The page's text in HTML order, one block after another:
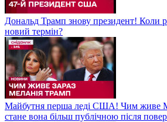
Дональд Трамп знову президент! Коли
новий термін?
Майбутня перша леді США! Чим живе
стане вона більш публічною після